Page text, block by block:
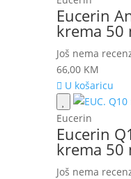
Eucerin
krema 50
Još nema
66,00 KM
U košaricu
Eucerin
Eucerin
krema 50
Još nema